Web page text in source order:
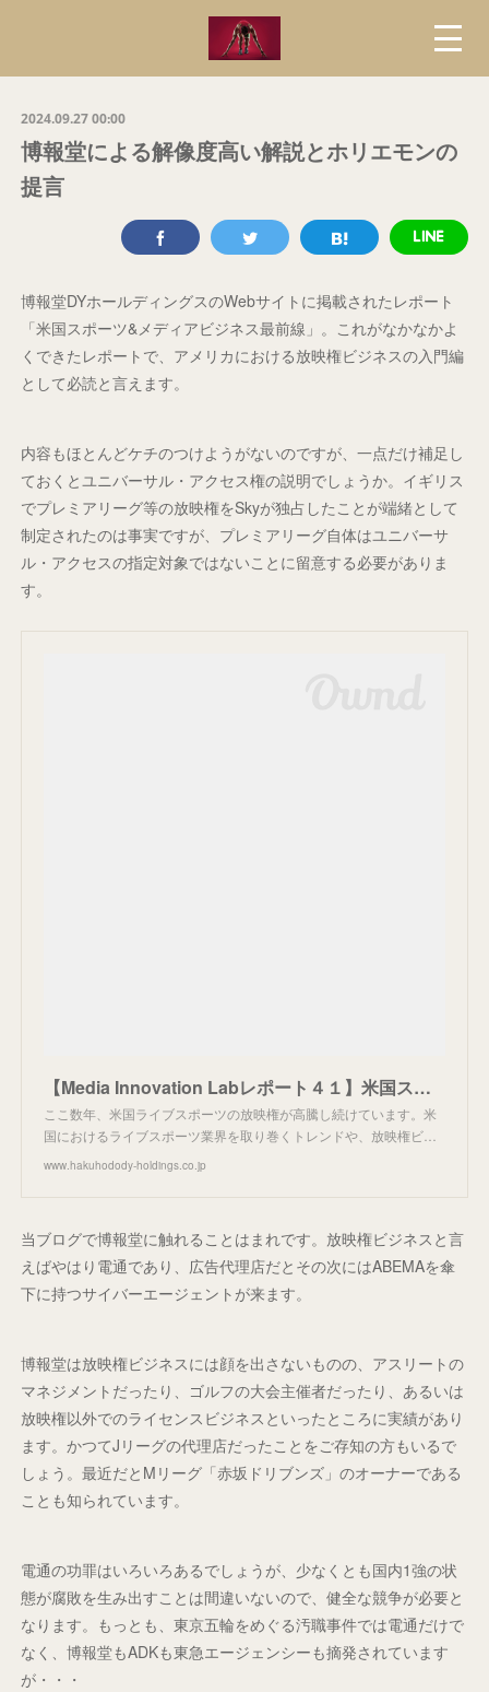
2024.09.27 00:00
博報堂による解像度高い解説とホリエモンの
提言
博報堂DYホールディングスのWebサイトに掲載されたレポート
「米国スポーツ&メディアビジネス最前線」。これがなかなかよ
くできたレポートで、アメリカにおける放映権ビジネスの入門編
として必読と言えます。
内容もほとんどケチのつけようがないのですが、一点だけ補足し
ておくとユニバーサル・アクセス権の説明でしょうか。イギリス
でプレミアリーグ等の放映権をSkyが独占したことが端緒として
制定されたのは事実ですが、プレミアリーグ自体はユニバーサ
ル・アクセスの指定対象ではないことに留意する必要がありま
す。
【Media Innovation Labレポート４１】米国スポーツ＆メディアビジネス最前線 | グループトピックス | 博報堂ＤＹホールディングス
ここ数年、米国ライブスポーツの放映権が高騰し続けています。米
国におけるライブスポーツ業界を取り巻くトレンドや、放映権ビ…
www.hakuhodody-holdings.co.jp
当ブログで博報堂に触れることはまれです。放映権ビジネスと言
えばやはり電通であり、広告代理店だとその次にはABEMAを傘
下に持つサイバーエージェントが来ます。
博報堂は放映権ビジネスには顔を出さないものの、アスリートの
マネジメントだったり、ゴルフの大会主催者だったり、あるいは
放映権以外でのライセンスビジネスといったところに実績があり
ます。かつてJリーグの代理店だったことをご存知の方もいるで
しょう。最近だとMリーグ「赤坂ドリブンズ」のオーナーである
ことも知られています。
電通の功罪はいろいろあるでしょうが、少なくとも国内1強の状
態が腐敗を生み出すことは間違いないので、健全な競争が必要と
なります。もっとも、東京五輪をめぐる汚職事件では電通だけで
なく、博報堂もADKも東急エージェンシーも摘発されています
が・・・